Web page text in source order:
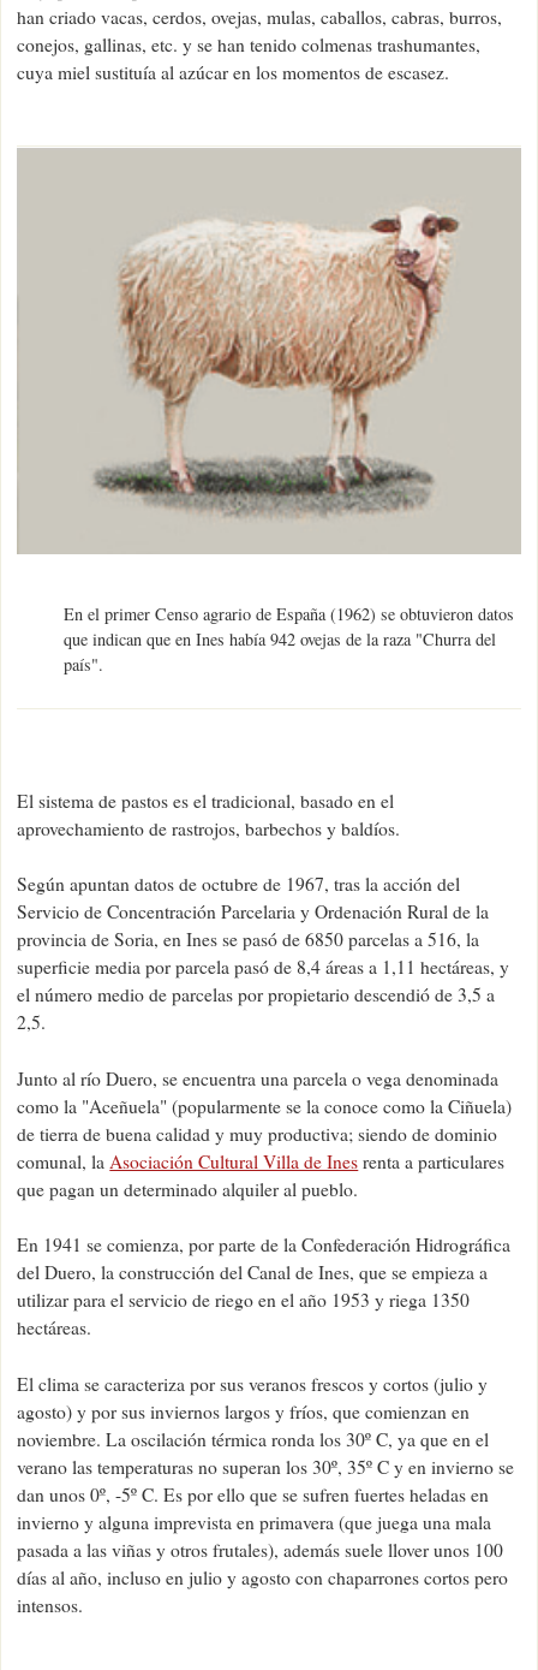
han criado vacas, cerdos, ovejas, mulas, caballos, cabras, burros,
conejos, gallinas, etc. y se han tenido colmenas trashumantes,
cuya miel sustituía al azúcar en los momentos de escasez.
En el primer Censo agrario de España (1962) se obtuvieron datos
que indican que en Ines había 942 ovejas de la raza "Churra del
país".
El sistema de pastos es el tradicional, basado en el
aprovechamiento de rastrojos, barbechos y baldíos.
Según apuntan datos de octubre de 1967, tras la acción del
Servicio de Concentración Parcelaria y Ordenación Rural de la
provincia de Soria, en Ines se pasó de 6850 parcelas a 516, la
superficie media por parcela pasó de 8,4 áreas a 1,11 hectáreas, y
el número medio de parcelas por propietario descendió de 3,5 a
2,5.
Junto al río Duero, se encuentra una parcela o vega denominada
como la "Aceñuela" (popularmente se la conoce como la Ciñuela)
de tierra de buena calidad y muy productiva; siendo de dominio
comunal, la Asociación Cultural Villa de Ines renta a particulares
que pagan un determinado alquiler al pueblo.
En 1941 se comienza, por parte de la Confederación Hidrográfica
del Duero, la construcción del Canal de Ines, que se empieza a
utilizar para el servicio de riego en el año 1953 y riega 1350
hectáreas.
El clima se caracteriza por sus veranos frescos y cortos (julio y
agosto) y por sus inviernos largos y fríos, que comienzan en
noviembre. La oscilación térmica ronda los 30º C, ya que en el
verano las temperaturas no superan los 30º, 35º C y en invierno se
dan unos 0º, -5º C. Es por ello que se sufren fuertes heladas en
invierno y alguna imprevista en primavera (que juega una mala
pasada a las viñas y otros frutales), además suele llover unos 100
días al año, incluso en julio y agosto con chaparrones cortos pero
intensos.